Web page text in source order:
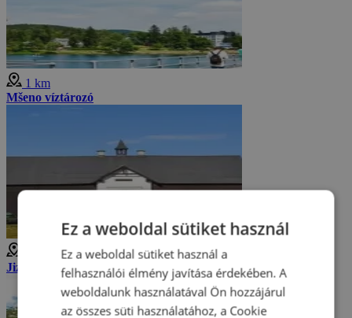
1 km
Mšeno víztározó
Jizerka-hegység múzeuma
Ez a weboldal sütiket használ
Ez a weboldal sütiket használ a
felhasználói élmény javítása érdekében. A
weboldalunk használatával Ön hozzájárul
az összes süti használatához, a Cookie